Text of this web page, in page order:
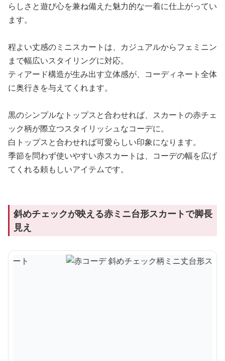
らしさと遊び心を兼ね備えた魅力的な一着に仕上がってい
ます。
程よい丈感のミニスカートは、カジュアルからフェミニン
まで幅広いスタイリングに対応。
ティアード構造が生み出す立体感が、コーディネート全体
に奥行きを与えてくれます。
黒のシンプルなトップスと合わせれば、スカートの赤チェ
ック柄が際立つスタイリッシュなコーデに。
白トップスと合わせれば可愛らしい印象になります。
季節を問わず使いやすい赤スカートは、コーデの幅を広げ
てくれる頼もしいアイテムです。
斜めチェックが映える赤ミニ台形スカートで脚長
見え